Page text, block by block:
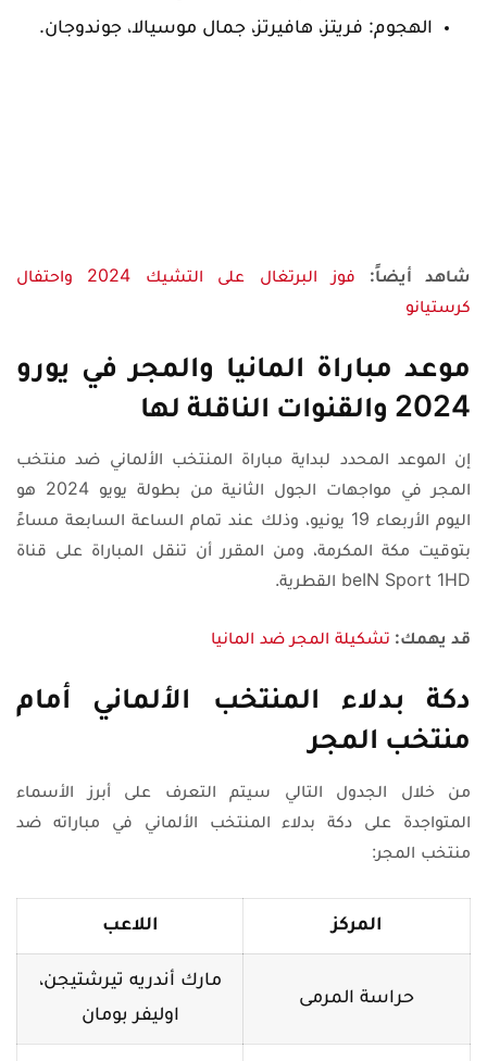
الهجوم: فريتز، هافيرتز، جمال موسيالا، جوندوجان.
شاهد أيضاً:
فوز البرتغال على التشيك 2024 واحتفال
كرستيانو
موعد مباراة المانيا والمجر في يورو
2024 والقنوات الناقلة لها
إن الموعد المحدد لبداية مباراة المنتخب الألماني ضد منتخب
المجر في مواجهات الجول الثانية من بطولة يويو 2024 هو
اليوم الأربعاء 19 يونيو، وذلك عند تمام الساعة السابعة مساءً
بتوقيت مكة المكرمة، ومن المقرر أن تنقل المباراة على قناة
beIN Sport 1HD القطرية.
قد يهمك: تشكيلة المجر ضد المانيا
دكة بدلاء المنتخب الألماني أمام
منتخب المجر
من خلال الجدول التالي سيتم التعرف على أبرز الأسماء
المتواجدة على دكة بدلاء المنتخب الألماني في مباراته ضد
منتخب المجر:
المركز اللاعب
حراسة المرمى
مارك أندريه تيرشتيجن،
اوليفر بومان